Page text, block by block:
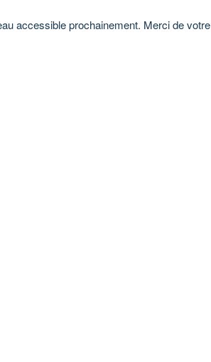
accessible prochainement. Merci de votre